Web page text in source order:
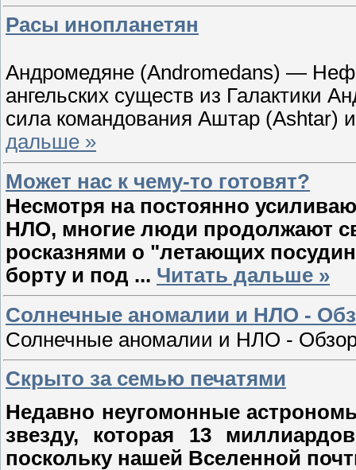
Расы инопланетян
Андромедяне (Andromedans) —
ангельских существ из Галактики
сила командования Аштар (Ashtar)
дальше »
Может нас к чему-то готовят?
Несмотря на постоянно
НЛО, многие люди продолжают
росказнями о "летающих
борту и под ... Читать дальше »
Солнечные аномалии и НЛО -
Солнечные аномалии и НЛО -
Скрыто за семью печатями
Недавно неугомонные
звезду, которая 13
поскольку нашей Вселенной